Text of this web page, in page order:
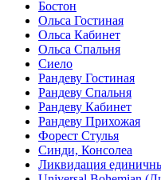
Бостон
Ольса Гостиная
Ольса Кабинет
Ольса Спальня
Сиело
Рандеву Гостиная
Рандеву Спальня
Рандеву Кабинет
Рандеву Прихожая
Форест Стулья
Синди, Консолеа
Ликвидация